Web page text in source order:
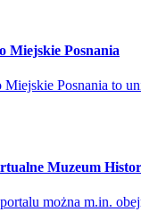
Miejskie Posnania
Posnania to
Muzeum
można m.in.